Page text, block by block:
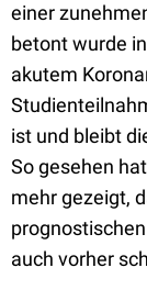
einer
betont wurde
akutem
ist und bleibt
So gesehen
mehr gezeigt,
auch vorher